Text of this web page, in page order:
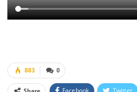
0
883
Facebook Twitter